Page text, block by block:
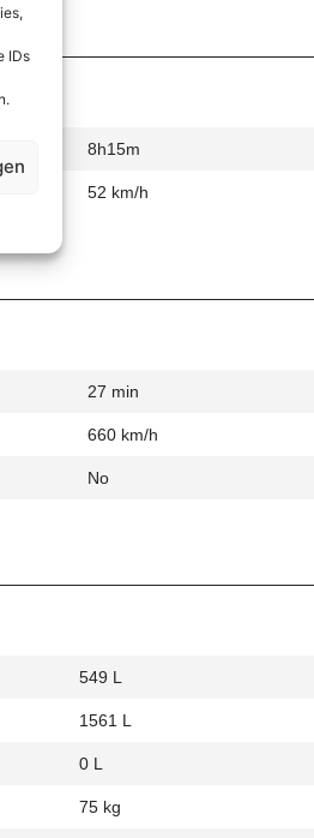
IDs
8h15m
52 km/h
27 min
660 km/h
No
549 L
1561 L
0 L
75 kg